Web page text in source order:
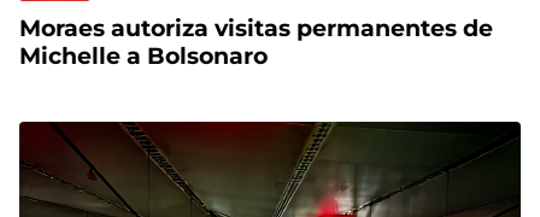
Moraes autoriza visitas permanentes de
Michelle a Bolsonaro